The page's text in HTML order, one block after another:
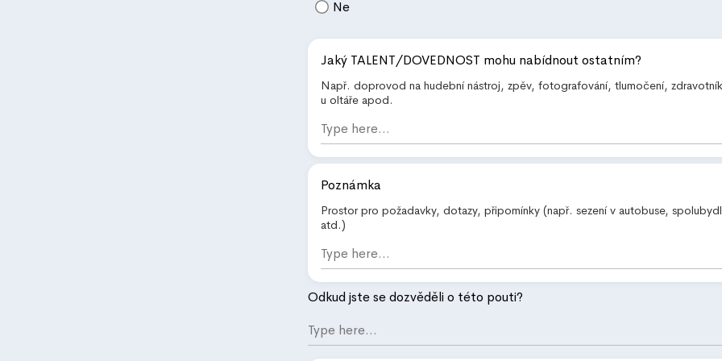
Ne
Jaký TALENT/DOVEDNOST mohu nabídnout ostatním?
Např. doprovod na hudební nástroj, zpěv, fotografování, tlumočení,
u oltáře apod.
Poznámka
Prostor pro požadavky, dotazy, připomínky (např. sezení v autobuse,
atd.)
Odkud jste se dozvěděli o této pouti?